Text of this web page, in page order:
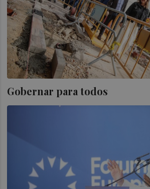
Gobernar para todos